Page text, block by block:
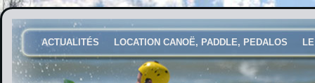
ACTUALITÉS LOCATION CANOË, PADDLE, PEDALOS